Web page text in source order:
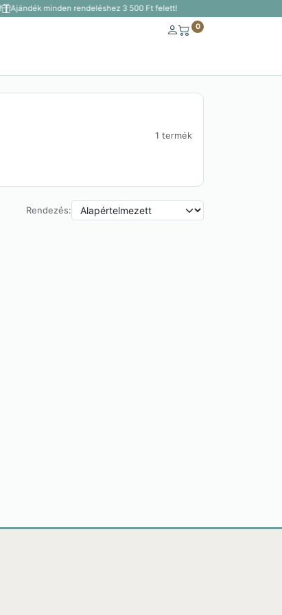
Ajándék minden rendeléshez 3 500 Ft felett!
0
1 termék
Rendezés: